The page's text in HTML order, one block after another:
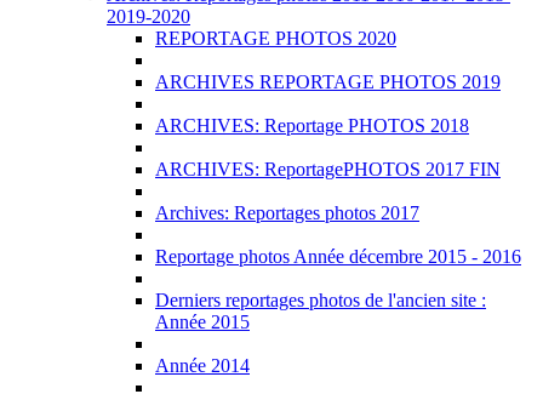
2019-2020
REPORTAGE PHOTOS 2020
ARCHIVES REPORTAGE PHOTOS 2019
ARCHIVES: Reportage PHOTOS 2018
ARCHIVES: ReportagePHOTOS 2017 FIN
Archives: Reportages photos 2017
Reportage photos Année décembre 2015 - 2016
Derniers reportages photos de l'ancien site :
Année 2015
Année 2014